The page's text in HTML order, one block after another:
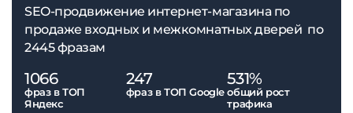
SEO-продвижение интернет-магазина по
продаже входных и межкомнатных дверей по
2445 фразам
1066
фраз в ТОП
Яндекс
247
фраз в ТОП Google
531%
общий рост
трафика